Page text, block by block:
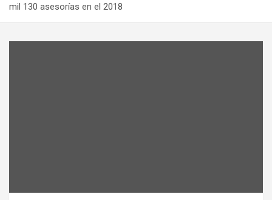
mil 130 asesorías en el 2018